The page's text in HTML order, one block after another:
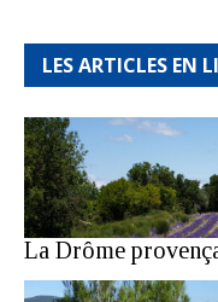
LES ARTICLES EN
La Drôme